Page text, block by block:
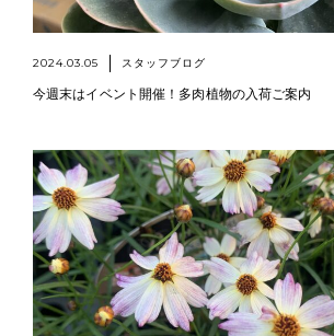
2024.03.05 スタッフブログ
今週末はイベント開催！多肉植物の入荷ご案内